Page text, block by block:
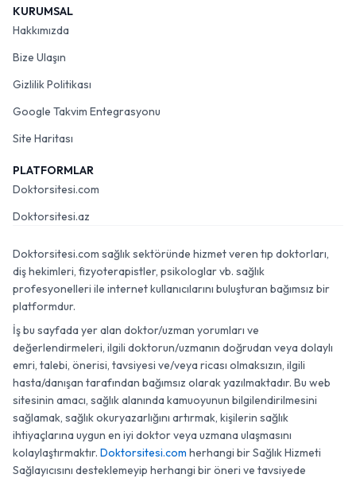
KURUMSAL
Hakkımızda
Bize Ulaşın
Gizlilik Politikası
Google Takvim Entegrasyonu
Site Haritası
PLATFORMLAR
Doktorsitesi.com
Doktorsitesi.az
Doktorsitesi.com sağlık sektöründe hizmet veren tıp doktorları,
diş hekimleri, fizyoterapistler, psikologlar vb. sağlık
profesyonelleri ile internet kullanıcılarını buluşturan bağımsız bir
platformdur.
İş bu sayfada yer alan doktor/uzman yorumları ve
değerlendirmeleri, ilgili doktorun/uzmanın doğrudan veya dolaylı
emri, talebi, önerisi, tavsiyesi ve/veya ricası olmaksızın, ilgili
hasta/danışan tarafından bağımsız olarak yazılmaktadır. Bu web
sitesinin amacı, sağlık alanında kamuoyunun bilgilendirilmesini
sağlamak, sağlık okuryazarlığını artırmak, kişilerin sağlık
ihtiyaçlarına uygun en iyi doktor veya uzmana ulaşmasını
kolaylaştırmaktır. Doktorsitesi.com herhangi bir Sağlık Hizmeti
Sağlayıcısını desteklemeyip herhangi bir öneri ve tavsiyede